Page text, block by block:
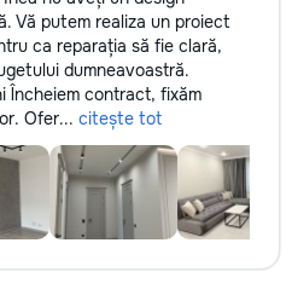
Vă putem realiza un proiect
ca reparația să fie clară,
dumneavoastră.
Încheiem contract, fixăm
Ofer... citește tot